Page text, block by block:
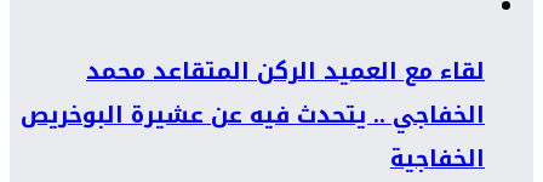
لقاء مع العميد الركن المتقاعد محمد
الخفاجي .. يتحدث فيه عن عشيرة البوخريص
الخفاجية